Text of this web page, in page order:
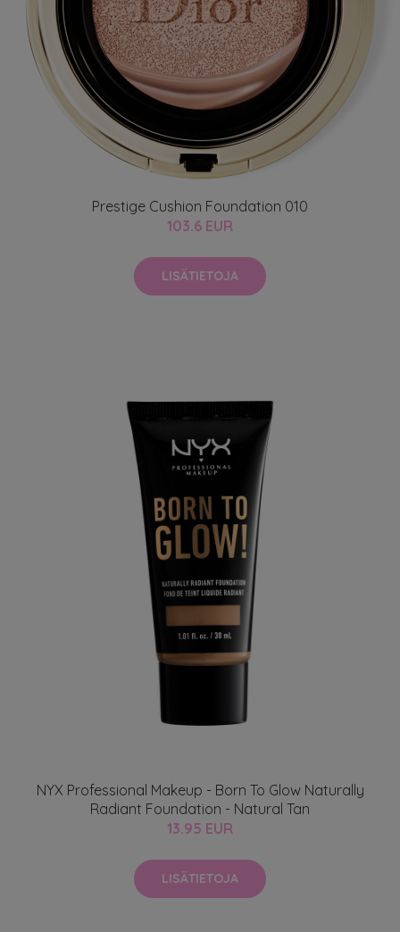
Prestige Cushion Foundation 010
103.6 EUR
LISÄTIETOJA
NYX Professional Makeup - Born To Glow Naturally
Radiant Foundation - Natural Tan
13.95 EUR
LISÄTIETOJA